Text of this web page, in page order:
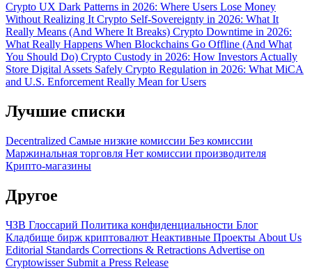
Crypto UX Dark Patterns in 2026: Where Users Lose Money
Without Realizing It Crypto Self-Sovereignty in 2026: What It
Really Means (And Where It Breaks) Crypto Downtime in 2026:
What Really Happens When Blockchains Go Offline (And What
You Should Do) Crypto Custody in 2026: How Investors Actually
Store Digital Assets Safely Crypto Regulation in 2026: What MiCA
and U.S. Enforcement Really Mean for Users
Лучшие списки
Decentralized Самые низкие комиссии Без комиссии
Маржинальная торговля Нет комиссии производителя
Крипто-магазины
Другое
ЧЗВ Глоссарий Политика конфиденциальности Блог
Кладбище бирж криптовалют Неактивные Проекты About Us
Editorial Standards Corrections & Retractions Advertise on
Cryptowisser Submit a Press Release